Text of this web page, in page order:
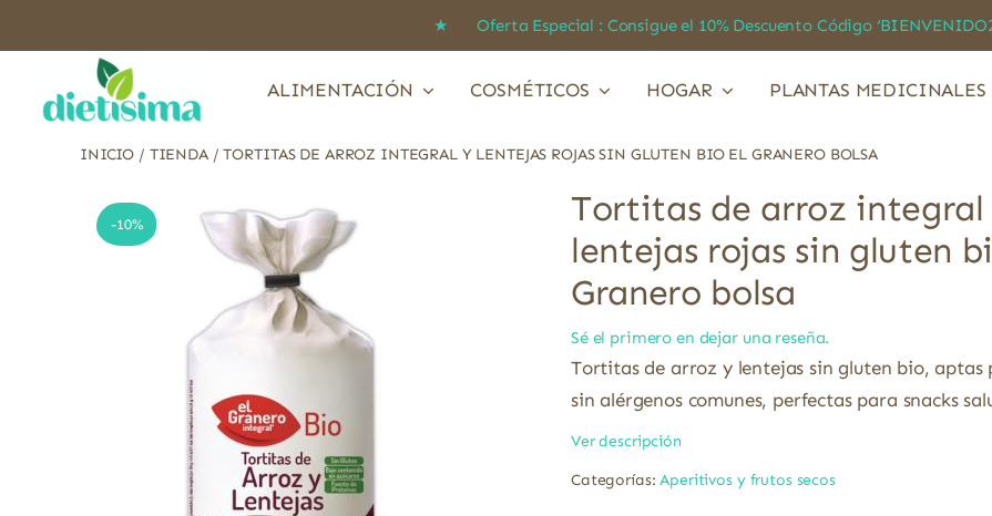
★ Oferta Especial : Consigue el 10% Descuento Código
ALIMENTACIÓN COSMÉTICOS HOGAR PLANTAS MEDICINALES
INICIO / TIENDA/TORTITAS DE ARROZ INTEGRAL Y LENTEJAS ROJAS SIN GLUTEN BIO EL GRANERO BOLSA
-10%
Tortitas de arroz integral
lentejas rojas sin gluten
Granero bolsa
Sé el primero en dejar una reseña.
Tortitas de arroz y lentejas sin gluten bio, aptas
sin alérgenos comunes, perfectas para snacks
Ver descripción
Categorías:Aperitivos y frutos secos